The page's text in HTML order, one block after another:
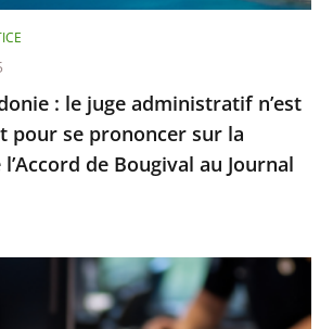
: le juge administratif n’est
pour se prononcer sur la
de Bougival au Journal